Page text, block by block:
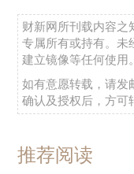
财新网所刊载内容之
专属所有或持有。未
建立镜像等任何使用。
如有意愿转载，请发
确认及授权后，方可
推荐阅读